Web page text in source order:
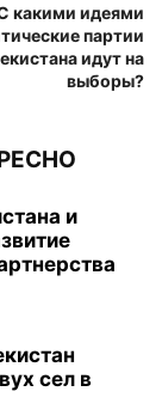
какими идеями
партии
идут на
выборы?
и
сел в